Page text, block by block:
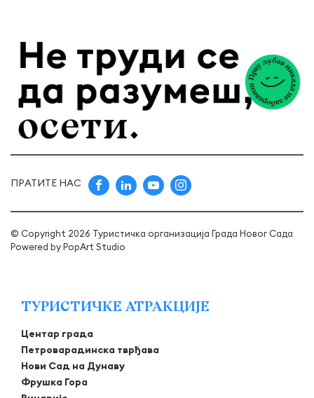
ПРАТИТЕ НАС
© Copyright 2026 Туристичка организација Града Новог Сада
Powered byPopArt Studio
ТУРИСТИЧКЕ АТРАКЦИЈЕ
Центар града
Петроварадинска тврђава
Нови Сад на Дунаву
Фрушка Гора